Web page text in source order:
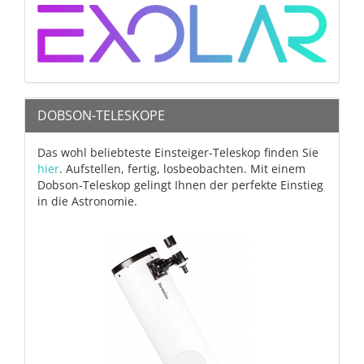
DOBSON-TELESKOPE
Das wohl beliebteste Einsteiger-Teleskop finden Sie
hier. Aufstellen, fertig, losbeobachten. Mit einem
Dobson-Teleskop gelingt Ihnen der perfekte Einstieg
in die Astronomie.